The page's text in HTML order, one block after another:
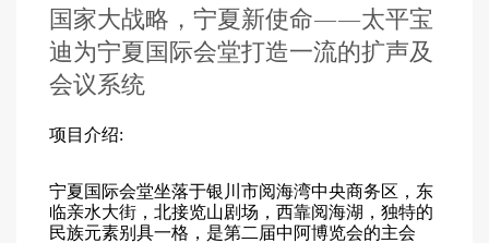
国家大战略，宁夏新使命——太平宝
迪为宁夏国际会堂打造一流的扩声及
会议系统
项目介绍:
宁夏国际会堂坐落于银川市阅海湾中央商务区，东
临亲水大街，北接览山剧场，西靠阅海湖，独特的
民族元素别具一格，是第二届中阿博览会的主会